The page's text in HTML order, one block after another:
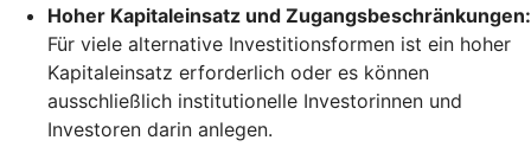
Hoher Kapitaleinsatz und Zugangsbeschränkungen:
Für viele alternative Investitionsformen ist ein hoher
Kapitaleinsatz erforderlich oder es können
ausschließlich institutionelle Investorinnen und
Investoren darin anlegen.